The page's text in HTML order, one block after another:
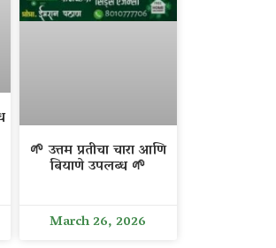
🌱 उत्तम प्रतीचा चारा आणि
बियाणे उपलब्ध 🌱
March 26, 2026